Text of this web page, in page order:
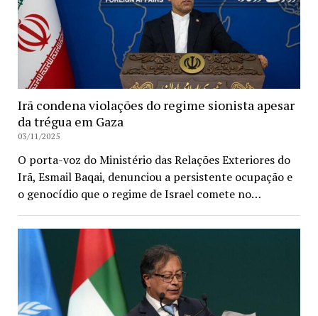
Irã condena violações do regime sionista apesar
da trégua em Gaza
03/11/2025
O porta-voz do Ministério das Relações Exteriores do
Irã, Esmail Baqai, denunciou a persistente ocupação e
o genocídio que o regime de Israel comete no…